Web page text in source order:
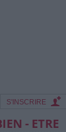
S'INSCRIRE
- ETRE